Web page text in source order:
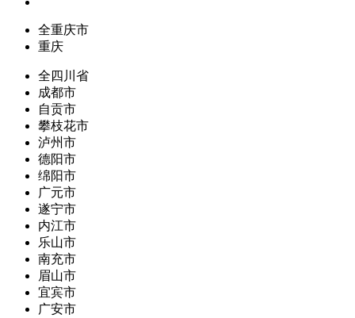
全重庆市
重庆
全四川省
成都市
自贡市
攀枝花市
泸州市
德阳市
绵阳市
广元市
遂宁市
内江市
乐山市
南充市
眉山市
宜宾市
广安市